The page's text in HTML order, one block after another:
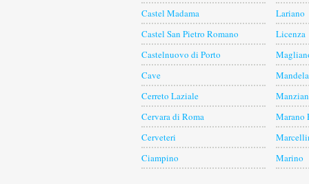
Castel Madama
Castel San Pietro Romano
Castelnuovo di Porto
Cave
Cerreto Laziale
Cervara di Roma
Cerveteri
Ciampino
Lariano
Licenza
Mandela
Marano
Marino